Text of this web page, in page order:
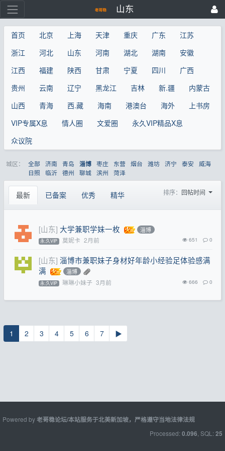
山东
首页 北京 上海 天津 重庆 广东
江苏
浙江
河北 山东 河南 湖北 湖南
安徽
江西
福建 陕西 甘肃 宁夏 四川
广西
贵州
云南 辽宁 黑龙江 吉林 新.疆
内蒙古
山西
青海 西.藏 海南 港澳台 海外
上书房
VIP专属X息
情人圈 文爱圈
永久VIP精品X息
众议院
城区： 全部 济南 青岛 淄博 枣庄 东营 烟台 潍坊 济宁 泰安
威海
日照
临沂 德州 聊城 滨州 菏泽
最新 已备案 优秀 精华 排序： 回帖时间
[山东] 大学兼职学妹一枚 淄博
永.久VIP 莫妮卡 2月前 651 0
[山东] 淄博市兼职妹子身材好年龄小经验足体验感满
满
淄博
永.久VIP 琳琳小妹子 3月前 666 0
1 2 3 4 5 6 7 ▶
Powered by老哥稳论坛/本站服务于北美新加坡，严格遵守当地法律法规
Processed: 0.096 , SQL: 25